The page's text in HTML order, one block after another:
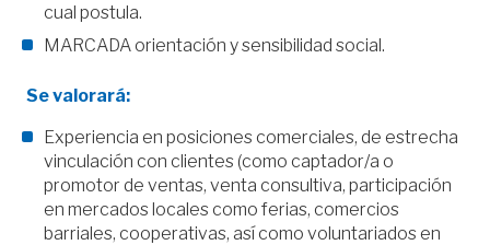
cual postula.
MARCADA orientación y sensibilidad social.
Se valorará:
Experiencia en posiciones comerciales, de estrecha
vinculación con clientes (como captador/a o
promotor de ventas, venta consultiva, participación
en mercados locales como ferias, comercios
barriales, cooperativas, así como voluntariados en